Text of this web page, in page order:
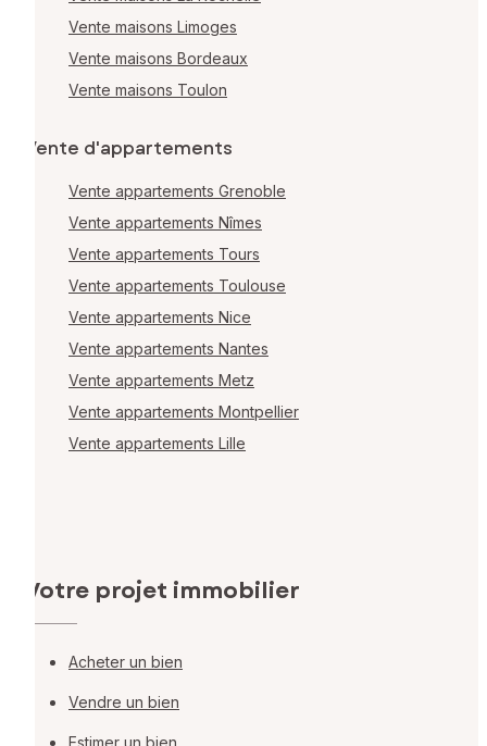
Vente maisons Limoges
Vente maisons Bordeaux
Vente maisons Toulon
Vente d'appartements
Vente appartements Grenoble
Vente appartements Nîmes
Vente appartements Tours
Vente appartements Toulouse
Vente appartements Nice
Vente appartements Nantes
Vente appartements Metz
Vente appartements Montpellier
Vente appartements Lille
Votre projet immobilier
Acheter un bien
Vendre un bien